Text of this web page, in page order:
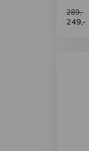
289,-
249,-